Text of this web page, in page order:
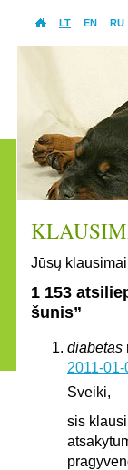
LT EN RU
Jūsų
1 153
šunis”
diabetas
2011-
Sveiki,
sis